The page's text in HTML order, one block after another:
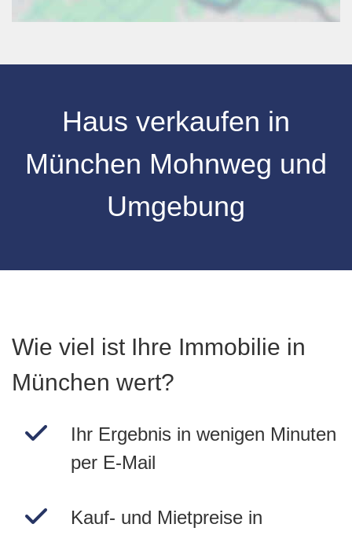
Haus verkaufen in
München Mohnweg und
Umgebung
Wie viel ist Ihre Immobilie in
München wert?
Ihr Ergebnis in wenigen Minuten
per E-Mail
Kauf- und Mietpreise in